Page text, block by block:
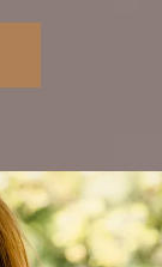
Discover
specifiek
je in
Mijn advies:
of